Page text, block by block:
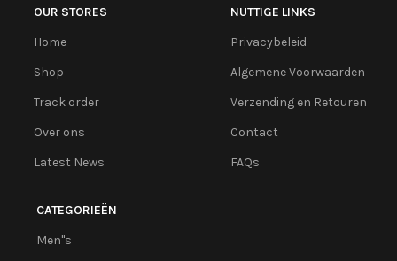
OUR STORES
Home
Shop
Track order
Over ons
Latest News
NUTTIGE LINKS
Privacybeleid
Algemene Voorwaarden
Verzending en Retouren
Contact
FAQs
CATEGORIEËN
Men''s